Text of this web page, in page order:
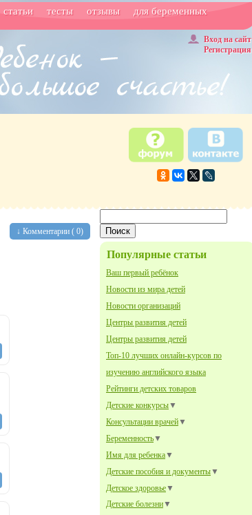
статьи тесты отзывы для беременных
Вход на сайт
Регистрация
Популярные статьи
Ваш первый ребёнок
Новости из мира детей
Новости организаций
Центры развития детей
Центры развития детей
Топ-10 лучших онлайн-курсов по
изучению английского языка
Рейтинги детских товаров
Детские конкурсы▼
Консультации врачей▼
Беременность▼
Имя для ребенка▼
Детские пособия и документы▼
Детское здоровье▼
Детские болезни▼
↓ Комментарии ( 0)